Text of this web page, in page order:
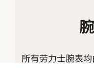
所有劳力士腕表